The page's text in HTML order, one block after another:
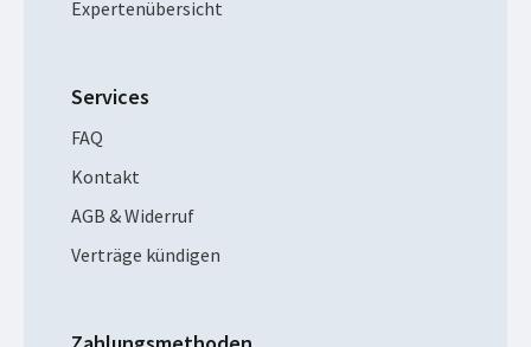
Expertenübersicht
Services
FAQ
Kontakt
AGB & Widerruf
Verträge kündigen